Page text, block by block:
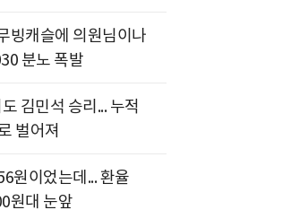
빙캐슬에 의원님이나
분노 폭발
김민석 승리... 누적
벌어져
원이었는데... 환율
원대 눈앞